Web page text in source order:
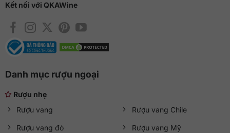
Kết nối với QKAWine
Danh mục rượu ngoại
Rượu nhẹ
Rượu vang
Rượu vang đỏ
Rượu vang Chile
Rượu vang Mỹ